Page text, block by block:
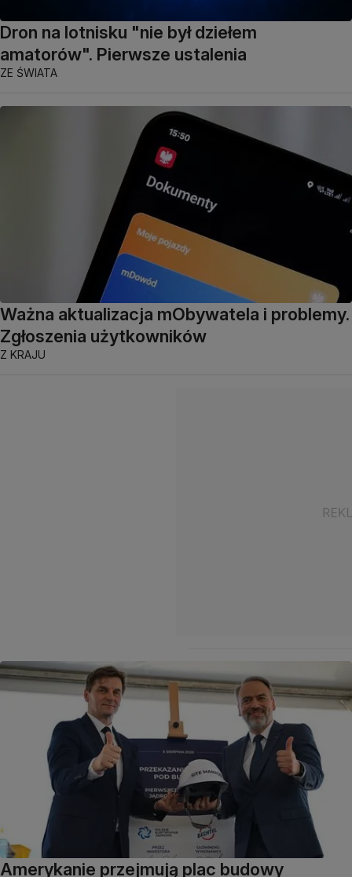
Dron na lotnisku "nie był dziełem
amatorów". Pierwsze ustalenia
ZE ŚWIATA
Ważna aktualizacja mObywatela i problemy.
Zgłoszenia użytkowników
Z KRAJU
Amerykanie przejmują plac budowy